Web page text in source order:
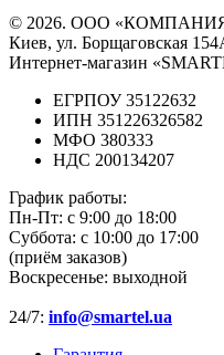
© 2026. ООО
Киев, ул. Борщаговская
Интернет-магазин
ЕГРПОУ 35122632
ИПН 351226326582
МФО 380333
НДС 200134207
График работы:
Пн-Пт: с 9:00 до 18:00
Суббота: с 10:00 до 17:00
(приём заказов)
Воскресенье: выходной
24/7: info@smartel.ua